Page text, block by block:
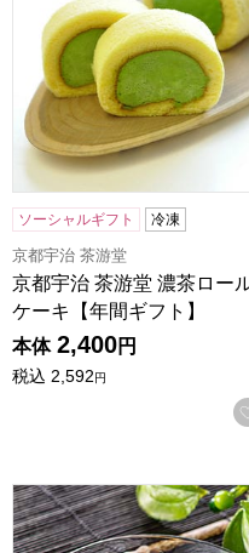
ソーシャルギフト 冷凍
京都宇治 茶游堂
京都宇治 茶游堂 濃茶ロー
ケーキ【年間ギフト】
本体 2,400円
税込 2,592円
京都宇治 茶游堂 京くずき